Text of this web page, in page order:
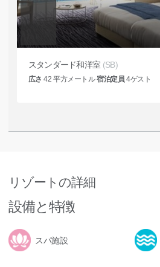
スタンダード和洋室 (SB)
広さ 42 平方メートル宿泊定員 4ゲスト
リゾートの詳細
設備と特徴
スパ施設